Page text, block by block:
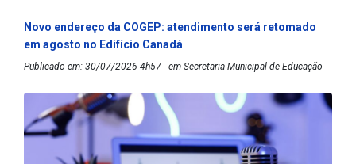
Novo endereço da COGEP: atendimento será retomado
em agosto no Edifício Canadá
Publicado em: 30/07/2026 4h57 - em Secretaria Municipal de Educação